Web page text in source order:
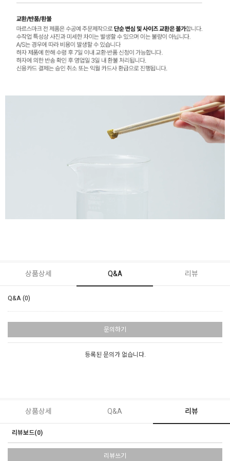
상품상세 Q&A 리뷰
Q&A (0)
문의하기
등록된 문의가 없습니다.
상품상세 Q&A 리뷰
리뷰보드(0)
리뷰쓰기